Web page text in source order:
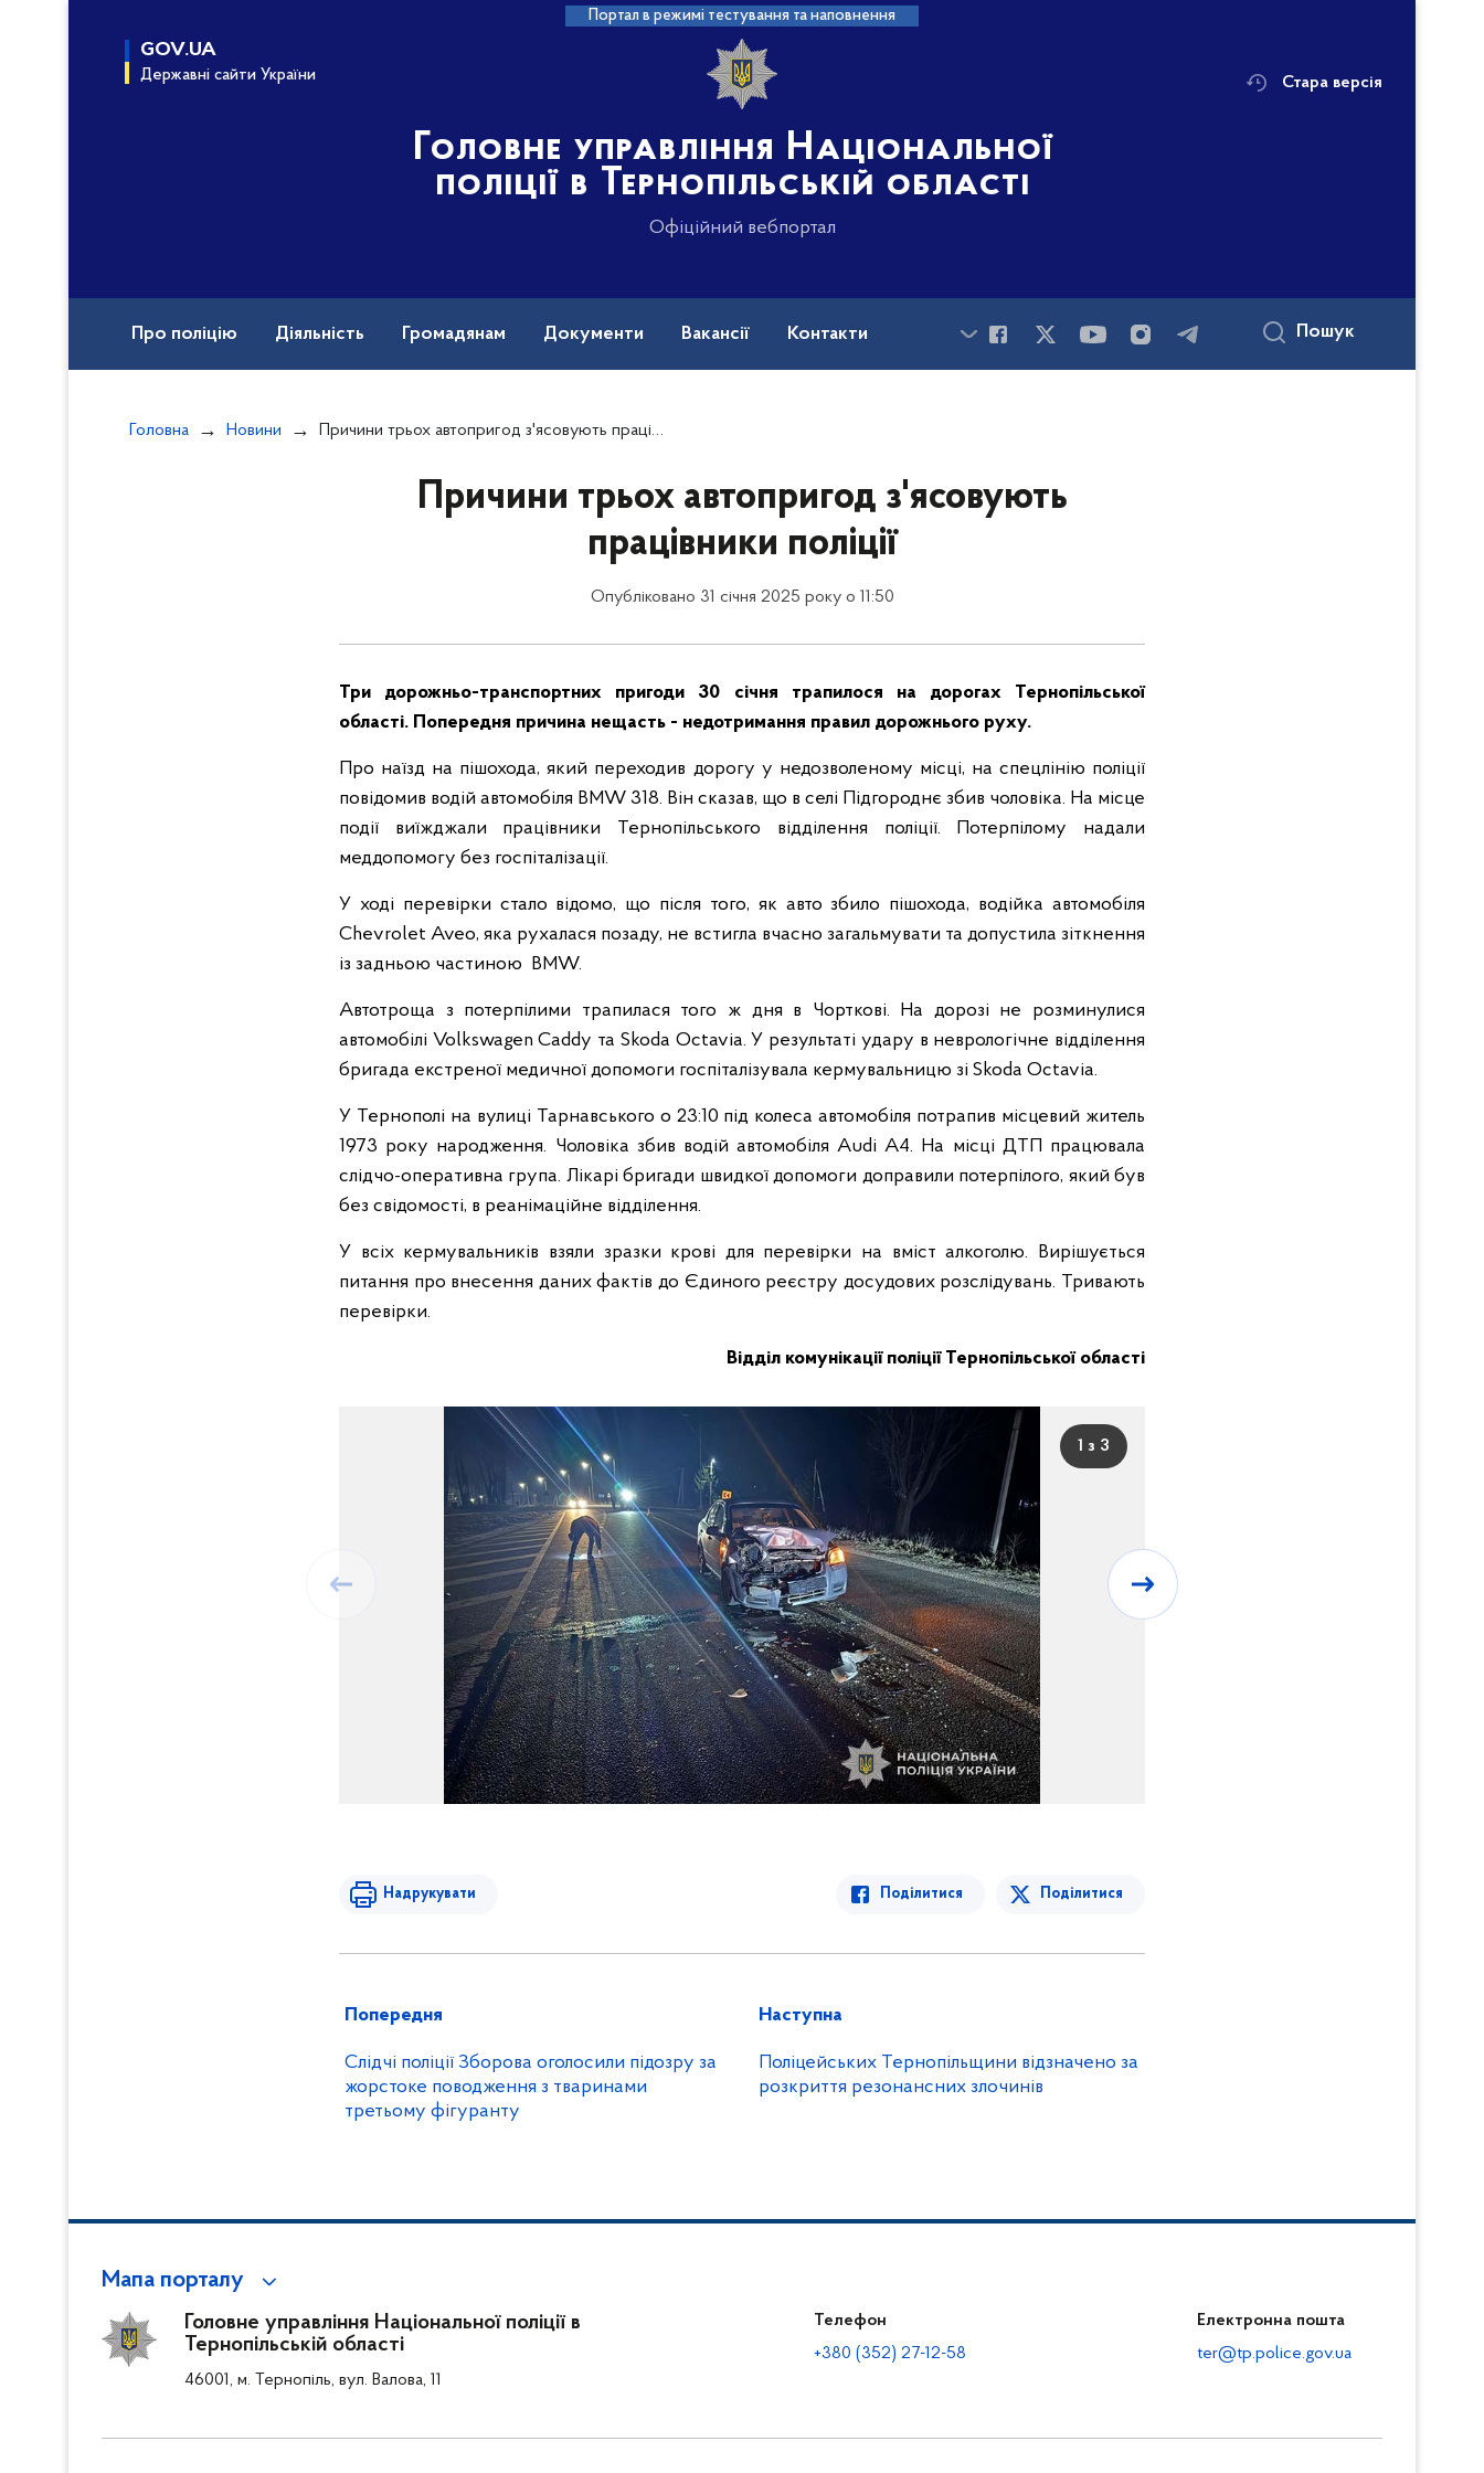
Портал в режимі тестування та наповнення
GOV.UA
Державні сайти України
Головне управління Національної
поліції в Тернопільській області
Офіційний вебпортал
Стара версія
Про поліцію Діяльність Громадянам Документи Вакансії Контакти Пошук
Головна Новини Причини трьох автопригод з'ясовують працівники поліції
Причини трьох автопригод з'ясовують
працівники поліції
Опубліковано 31 січня 2025 року о 11:50
Три дорожньо-транспортних пригоди 30 січня трапилося на дорогах Тернопільської
області. Попередня причина нещасть - недотримання правил дорожнього руху.
Про наїзд на пішохода, який переходив дорогу у недозволеному місці, на спецлінію поліції
повідомив водій автомобіля BMW 318. Він сказав, що в селі Підгороднє збив чоловіка. На місце
події виїжджали працівники Тернопільського відділення поліції. Потерпілому надали
меддопомогу без госпіталізації.
У ході перевірки стало відомо, що після того, як авто збило пішохода, водійка автомобіля
Chevrolet Aveo, яка рухалася позаду, не встигла вчасно загальмувати та допустила зіткнення
із задньою частиною BMW.
Автотроща з потерпілими трапилася того ж дня в Чорткові. На дорозі не розминулися
автомобілі Volkswagen Caddy та Skoda Octavia. У результаті удару в неврологічне відділення
бригада екстреної медичної допомоги госпіталізувала кермувальницю зі Skoda Octavia.
У Тернополі на вулиці Тарнавського о 23:10 під колеса автомобіля потрапив місцевий житель
1973 року народження. Чоловіка збив водій автомобіля Audi A4. На місці ДТП працювала
слідчо-оперативна група. Лікарі бригади швидкої допомоги доправили потерпілого, який був
без свідомості, в реанімаційне відділення.
У всіх кермувальників взяли зразки крові для перевірки на вміст алкоголю. Вирішується
питання про внесення даних фактів до Єдиного реєстру досудових розслідувань. Тривають
перевірки.
Відділ комунікації поліції Тернопільської області
1 з 3
Надрукувати Поділитися Поділитися
Попередня
Слідчі поліції Зборова оголосили підозру за
жорстоке поводження з тваринами
третьому фігуранту
Наступна
Поліцейських Тернопільщини відзначено за
розкриття резонансних злочинів
Мапа порталу
Головне управління Національної поліції в
Тернопільській області
46001, м. Тернопіль, вул. Валова, 11
Телефон
+380 (352) 27-12-58
Електронна пошта
ter@tp.police.gov.ua